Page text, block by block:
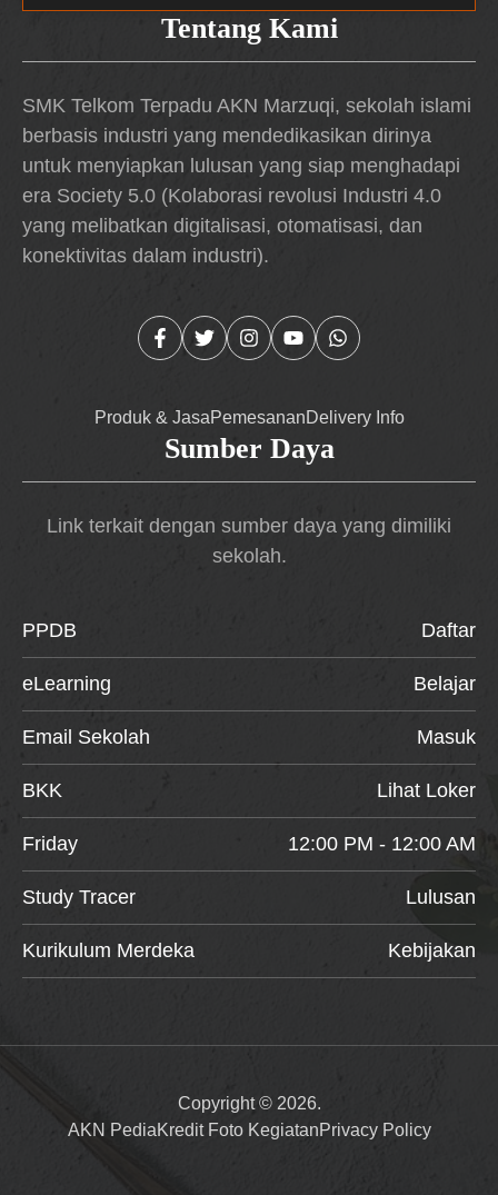
Tentang Kami
SMK Telkom Terpadu AKN Marzuqi, sekolah islami
berbasis industri yang mendedikasikan dirinya
untuk menyiapkan lulusan yang siap menghadapi
era Society 5.0 (Kolaborasi revolusi Industri 4.0
yang melibatkan digitalisasi, otomatisasi, dan
konektivitas dalam industri).
Produk & JasaPemesananDelivery Info
Sumber Daya
Link terkait dengan sumber daya yang dimiliki
sekolah.
PPDB Daftar
eLearning Belajar
Email Sekolah Masuk
BKK Lihat Loker
Friday 12:00 PM - 12:00 AM
Study Tracer Lulusan
Kurikulum Merdeka Kebijakan
Copyright © 2026.
AKN PediaKredit Foto KegiatanPrivacy Policy